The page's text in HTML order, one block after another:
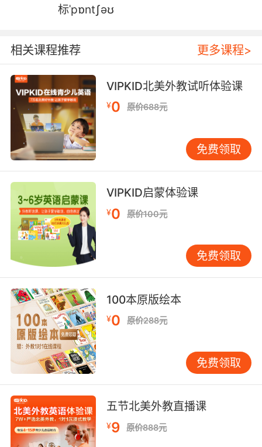
6. But I'll have plenty of time to ponder it
等我失业了 我会有很长时间 去思考的
7. So I was just pondering which of those
stories was true.
所以我现在在想你们说的哪个故事是真的
8. I've been pondering this moment since you
tortured me.
我等待這個時刻很久了 從你折磨我那刻就開始了
9. That's a question I no longer care to
ponder.
这问题我已经不想去琢磨了
10. It all came out of your imagination, so I'll
leave you to ponder on that.
它完全来自你们的想象 就留给你们自己品味好了
标ˈpɒntʃəʊ
相关课程推荐 更多课程>
VIPKID北美外教试听体验课
¥0 原价688元
免费领取
VIPKID启蒙体验课
¥0 原价100元
免费领取
100本原版绘本
¥0 原价288元
免费领取
五节北美外教直播课
¥9 原价888元